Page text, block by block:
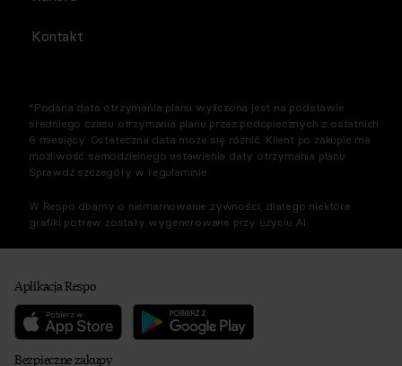
Kontakt
*Podana data otrzymania planu wyliczona jest na podstawie
średniego czasu otrzymania planu przez podopiecznych z ostatnich
6 miesięcy. Ostateczna data może się różnić. Klient po zakupie ma
możliwość samodzielnego ustawienia daty otrzymania planu.
Sprawdź szczegóły w regulaminie.
W Respo dbamy o niemarnowanie żywności, dlatego niektóre
grafiki potraw zostały wygenerowane przy użyciu AI.
Aplikacja Respo
Bezpieczne zakupy